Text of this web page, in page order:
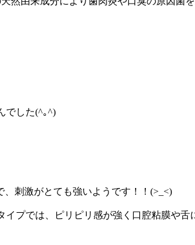
でした(^｡^)
刺激がとても強いようです！！(>_<)
プでは、ピリピリ感が強く口腔粘膜や